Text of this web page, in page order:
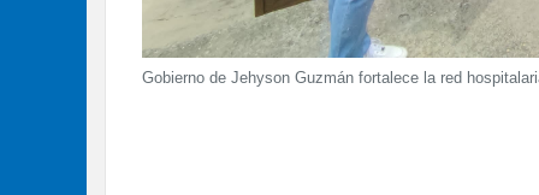
Gobierno de Jehyson Guzmán fortalece la red